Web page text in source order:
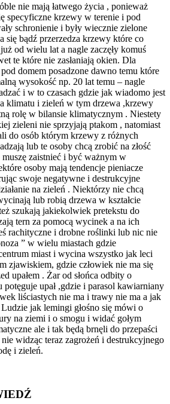
nie mają łatwego życia , ponieważ
specyficzne krzewy w terenie i pod
schronienie i były wiecznie zielone
się bądź przerzedza krzewy które co
od wielu lat a nagle zaczęły komuś
te które nie zasłaniają okien. Dla
domem posadzone dawno temu które
wysokość np. 20 lat temu – nagle
i w to czasach gdzie jak wiadomo jest
klimatu i zieleń w tym drzewa ,krzewy
rolę w bilansie klimatycznym . Niestety
zieleni nie sprzyjają ptakom , natomiast
do osób którym krzewy z różnych
lub te osoby chcą zrobić na złość
muszę zaistnieć i być ważnym w
osoby mają tendencje pieniacze
swoje negatywne i destrukcyjne
na zieleń . Niektórzy nie chcą
lub robią drzewa w kształcie
szukają jakiekolwiek pretekstu do
tern za pomocą wycinek a na ich
rachityczne i drobne roślinki lub nic nie
” w wielu miastach gdzie
miast i wycina wszystko jak leci
zjawiskiem, gdzie człowiek nie ma się
upałem . Żar od słońca odbity o
potęguje upał ,gdzie i parasol kawiarniany
liściastych nie ma i trawy nie ma a jak
jak lemingi głośno się mówi o
na ziemi i o smogu i widać gołym
ale i tak będą brnęli do przepaści
widząc teraz zagrożeń i destrukcyjnego
i zieleń.